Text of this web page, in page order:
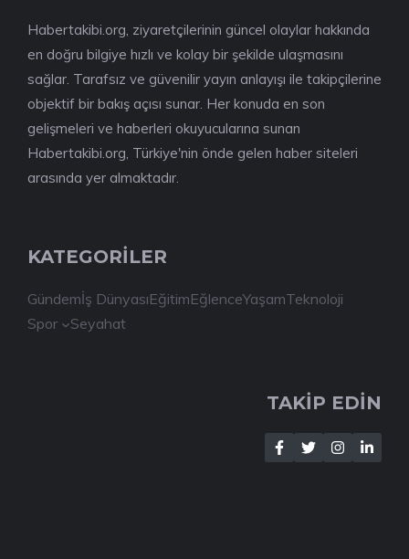
Habertakibi.org, ziyaretçilerinin güncel olaylar hakkında
en doğru bilgiye hızlı ve kolay bir şekilde ulaşmasını
sağlar. Tarafsız ve güvenilir yayın anlayışı ile takipçilerine
objektif bir bakış açısı sunar. Her konuda en son
gelişmeleri ve haberleri okuyucularına sunan
Habertakibi.org, Türkiye'nin önde gelen haber siteleri
arasında yer almaktadır.
KATEGORİLER
Gündemİş DünyasıEğitimEğlenceYaşamTeknoloji
Spor
Seyahat
TAKİP EDİN